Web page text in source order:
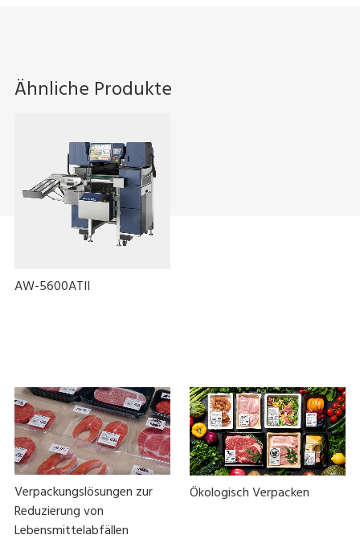
Ähnliche Produkte
AW-5600ATII
Verpackungslösungen zur
Reduzierung von
Lebensmittelabfällen
Ökologisch Verpacken